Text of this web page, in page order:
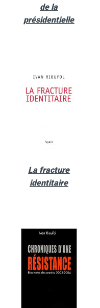
de la
présidentielle
La fracture
identitaire